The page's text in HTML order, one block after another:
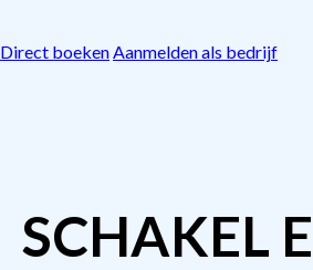
Direct boekenAanmelden als bedrijf
SCHAKEL